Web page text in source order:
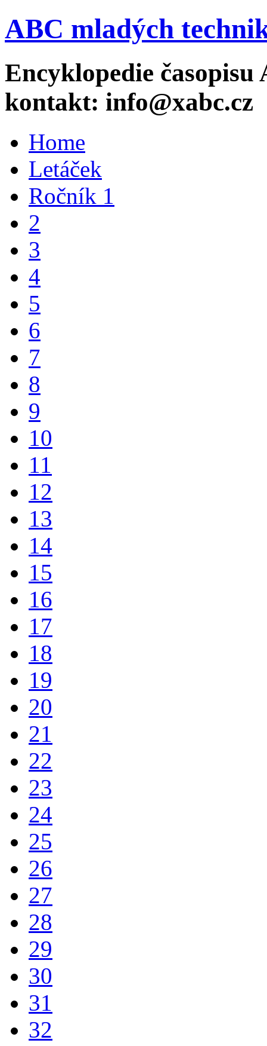
ABC mladých
Encyklopedie časopisu
kontakt: info@xabc.cz
Home
Letáček
Ročník 1
2
3
4
5
6
7
8
9
10
11
12
13
14
15
16
17
18
19
20
21
22
23
24
25
26
27
28
29
30
31
32